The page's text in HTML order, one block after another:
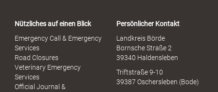
Nützliches auf einen Blick
Emergency Call & Emergency
Services
Road Closures
Veterinary Emergency
Services
Official Journal &
Persönlicher Kontakt
Landkreis Börde
Bornsche Straße 2
39340 Haldensleben
Triftstraße 9-10
39387 Oschersleben (Bode)